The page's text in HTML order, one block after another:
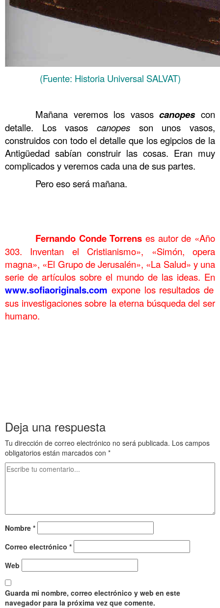
(Fuente: Historia Universal SALVAT)
Mañana veremos los vasoscanopes con
detalle. Los vasos canopes son unos vasos,
construidos con todo el detalle que los egipcios de la
Antigüedad sabían construir las cosas. Eran muy
complicados y veremos cada una de sus partes.
Pero eso será mañana.
Fernando Conde Torrens es autor de «Año
303. Inventan el Cristianismo», «Simón, opera
magna», «El Grupo de Jerusalén», «La Salud» y una
serie de artículos sobre el mundo de las ideas. En
www.sofiaoriginals.com expone los resultados de
sus investigaciones sobre la eterna búsqueda del ser
humano.
Deja una respuesta
Tu dirección de correo electrónico no será publicada. Los campos
obligatorios están marcados con *
Nombre *
Correo electrónico *
Web
Guarda mi nombre, correo electrónico y web en este
navegador para la próxima vez que comente.